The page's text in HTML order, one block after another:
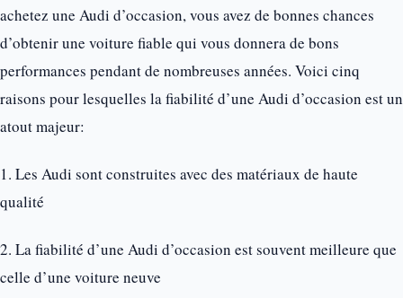
achetez une Audi d’occasion, vous avez de bonnes chances
d’obtenir une voiture fiable qui vous donnera de bons
performances pendant de nombreuses années. Voici cinq
raisons pour lesquelles la fiabilité d’une Audi d’occasion est un
atout majeur:
1. Les Audi sont construites avec des matériaux de haute
qualité
2. La fiabilité d’une Audi d’occasion est souvent meilleure que
celle d’une voiture neuve